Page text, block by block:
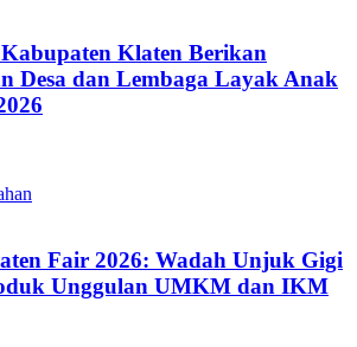
Klaten Berikan
Desa dan Lembaga Layak Anak
Fair 2026: Wadah Unjuk Gigi
Unggulan UMKM dan IKM